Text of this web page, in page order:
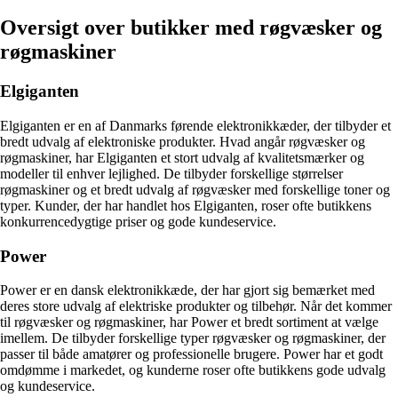
Oversigt over butikker med røgvæsker og
røgmaskiner
Elgiganten
Elgiganten er en af Danmarks førende elektronikkæder, der tilbyder et
bredt udvalg af elektroniske produkter. Hvad angår røgvæsker og
røgmaskiner, har Elgiganten et stort udvalg af kvalitetsmærker og
modeller til enhver lejlighed. De tilbyder forskellige størrelser
røgmaskiner og et bredt udvalg af røgvæsker med forskellige toner og
typer. Kunder, der har handlet hos Elgiganten, roser ofte butikkens
konkurrencedygtige priser og gode kundeservice.
Power
Power er en dansk elektronikkæde, der har gjort sig bemærket med
deres store udvalg af elektriske produkter og tilbehør. Når det kommer
til røgvæsker og røgmaskiner, har Power et bredt sortiment at vælge
imellem. De tilbyder forskellige typer røgvæsker og røgmaskiner, der
passer til både amatører og professionelle brugere. Power har et godt
omdømme i markedet, og kunderne roser ofte butikkens gode udvalg
og kundeservice.